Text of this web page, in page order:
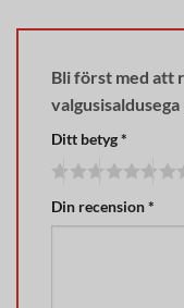
Bli först med att
Ditt betyg*
Din recension*